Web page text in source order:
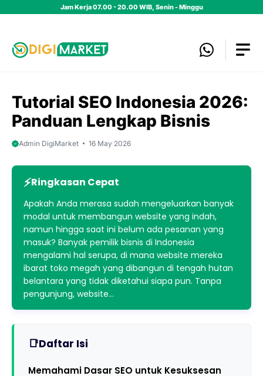
Jam Kerja 07.00 - 20.00 WIB, Senin - Minggu
Tutorial SEO Indonesia 2026:
Panduan Lengkap Bisnis
Admin DigiMarket 16 May 2026
Ringkasan Cepat
Apakah Anda merasa sudah mengeluarkan banyak
modal untuk membangun website yang indah,
namun hingga saat ini belum ada pesanan yang
masuk? Banyak pemilik bisnis di Indonesia
mengalami hal serupa, di mana website mereka
ibarat toko megah yang dibangun di tengah hutan
belantara yang tidak diketahui siapa pun. Tanpa
pengunjung, website…
Daftar Isi
Memahami Dasar SEO untuk Kesuksesan